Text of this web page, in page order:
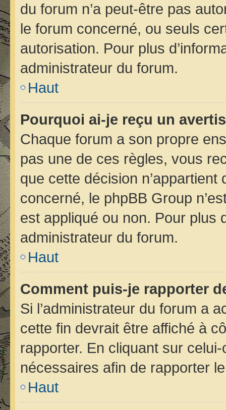
du forum n’a peut-être pas
le forum concerné, ou seuls
autorisation. Pour plus
administrateur du forum.
Haut
Pourquoi ai-je reçu un
Chaque forum a son propre
pas une de ces règles, vous
que cette décision n’appartient
concerné, le phpBB Group
est appliqué ou non. Pour plus
administrateur du forum.
Haut
Comment puis-je rapporter
Si l’administrateur du forum a
cette fin devrait être affiché à
rapporter. En cliquant sur
nécessaires afin de rapporter
Haut